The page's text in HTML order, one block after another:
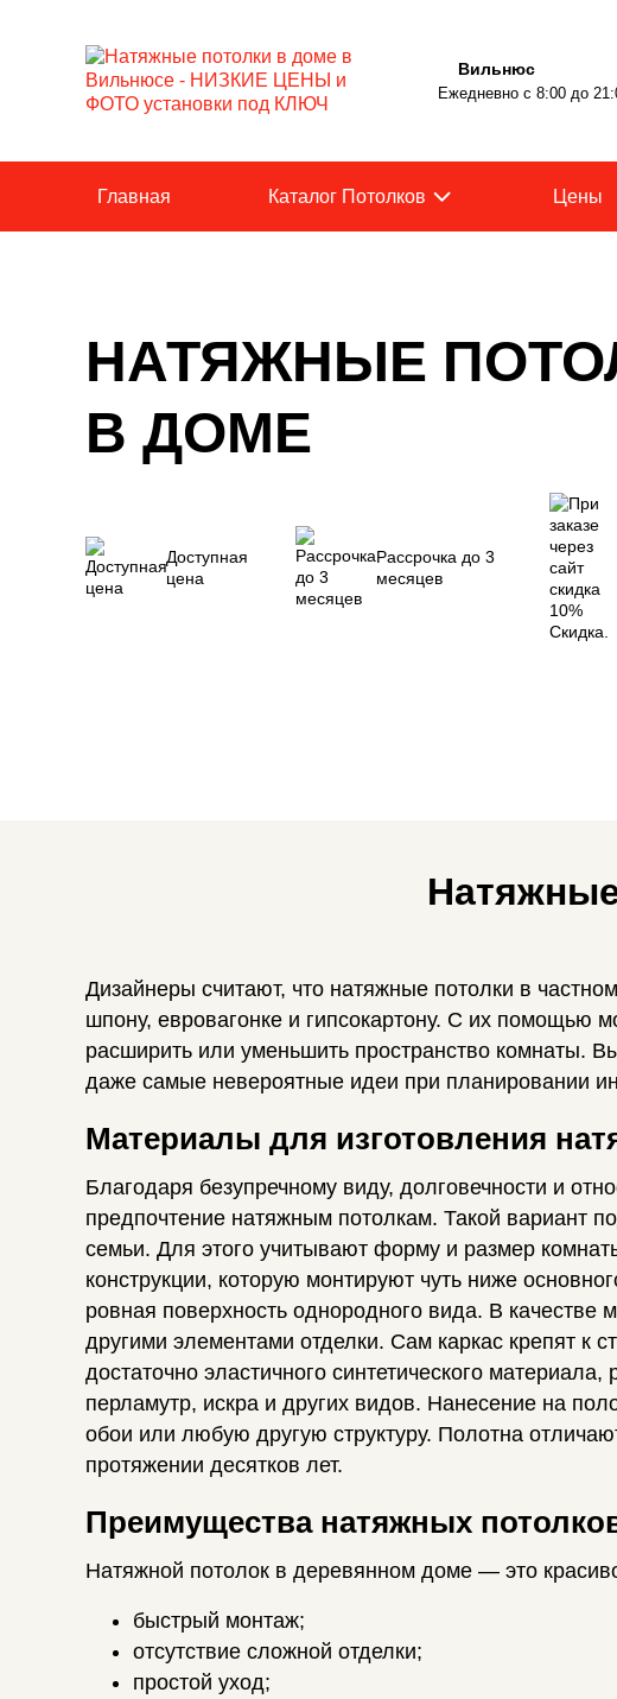
Вильнюс
Ежедневно с 8:00 до
Главная Каталог Потолков Цены
НАТЯЖНЫЕ
В ДОМЕ
Доступная
цена
Рассрочка до 3
месяцев
Дизайнеры считают, что натяжные потолки в
шпону, евровагонке и гипсокартону. С их помощью
расширить или уменьшить пространство комнаты.
даже самые невероятные идеи при планировании
Материалы для изготовления
Благодаря безупречному виду, долговечности и
предпочтение натяжным потолкам. Такой вариант
семьи. Для этого учитывают форму и размер
конструкции, которую монтируют чуть ниже
ровная поверхность однородного вида. В
другими элементами отделки. Сам каркас крепят
достаточно эластичного синтетического
перламутр, искра и других видов. Нанесение на
обои или любую другую структуру. Полотна
протяжении десятков лет.
Преимущества натяжных
Натяжной потолок в деревянном доме — это
быстрый монтаж;
отсутствие сложной отделки;
простой уход;